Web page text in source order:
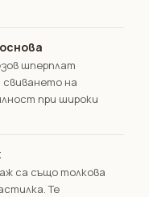
шперплат
на
при широки
са също толкова
Те